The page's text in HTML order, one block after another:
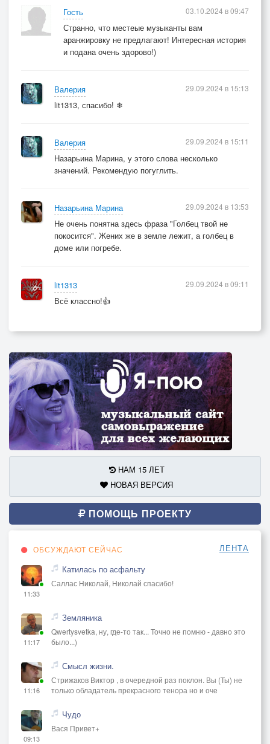
Гость
Странно, что местеые музыканты вам
аранжировку не предлагают! Интересная история
и подана очень здорово!)
03.10.2024 в 09:47
Валерия
lit1313, спасибо! ❄
29.09.2024 в 15:13
Валерия
Назарьина Марина, у этого слова несколько
значений. Рекомендую погуглить.
29.09.2024 в 15:11
Назарьина Марина
Не очень понятна здесь фраза "Голбец твой не
покосится". Жених же в земле лежит, а голбец в
доме или погребе.
29.09.2024 в 13:53
lit1313
Всё классно!👍
29.09.2024 в 09:11
НАМ 15 ЛЕТ
НОВАЯ ВЕРСИЯ
ПОМОЩЬ ПРОЕКТУ
ОБСУЖДАЮТ СЕЙЧАС ЛЕНТА
11:33
Катилась по асфальту
Саллас Николай, Николай спасибо!
11:17
Земляника
Qwertysvetka, ну, где-то так... Точно не помню - давно это
было...)
11:16
Смысл жизни.
Стрижаков Виктор , в очередной раз поклон. Вы (Ты) не
только обладатель прекрасного тенора но и оче
09:13
Чудо
Вася Привет+